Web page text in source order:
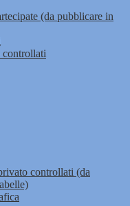
(da pubblicare in
controllati (da